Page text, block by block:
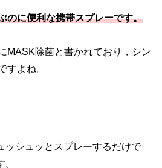
のに便利な携帯スプレーです。
MASK除菌と書かれており，シン
すよね。
ッシュッとスプレーするだけで